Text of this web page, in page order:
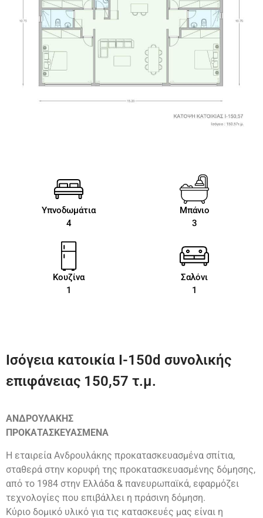
Υπνοδωμάτια
4
Μπάνιο
3
Κουζίνα
1
Σαλόνι
1
Ισόγεια κατοικία Ι-150d συνολικής
επιφάνειας 150,57 τ.μ.
ΑΝΔΡΟΥΛΑΚΗΣ
ΠΡΟΚΑΤΑΣΚΕΥΑΣΜΕΝΑ
Η εταιρεία Ανδρουλάκης προκατασκευασμένα σπίτια,
σταθερά στην κορυφή της προκατασκευασμένης δόμησης,
από το 1984 στην Ελλάδα & πανευρωπαϊκά, εφαρμόζει
τεχνολογίες που επιβάλλει η πράσινη δόμηση.
Κύριο δομικό υλικό για τις κατασκευές μας είναι η